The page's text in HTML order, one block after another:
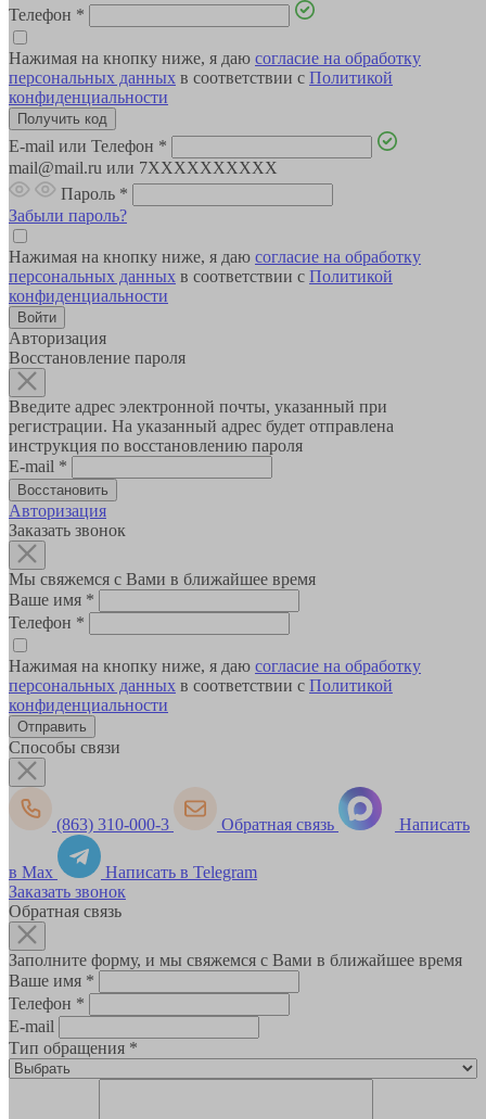
Телефон *
Нажимая на кнопку ниже, я даю согласие на обработку
персональных данных в соответствии с Политикой
конфиденциальности
E-mail или Телефон *
mail@mail.ru или 7XXXXXXXXXX
Пароль *
Забыли пароль?
Нажимая на кнопку ниже, я даю согласие на обработку
персональных данных в соответствии с Политикой
конфиденциальности
Авторизация
Восстановление пароля
Введите адрес электронной почты, указанный при
регистрации. На указанный адрес будет отправлена
инструкция по восстановлению пароля
E-mail *
Авторизация
Заказать звонок
Мы свяжемся с Вами в ближайшее время
Ваше имя *
Телефон *
Нажимая на кнопку ниже, я даю согласие на обработку
персональных данных в соответствии с Политикой
конфиденциальности
Способы связи
(863) 310-000-3 Обратная связь Написать
в Max
Написать в Telegram
Заказать звонок
Обратная связь
Заполните форму, и мы свяжемся с Вами в ближайшее время
Ваше имя *
Телефон *
E-mail
Тип обращения *